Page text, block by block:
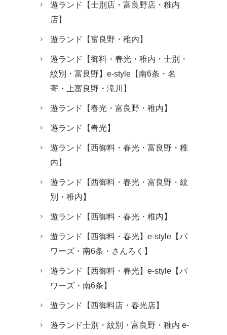
遊ランド【士別店・富良野店・稚内
店】
遊ランド【富良野・稚内】
遊ランド【御料・春光・稚内・士別・
紋別・富良野】e-style【南6条・名
寄・上富良野・滝川】
遊ランド【春光・富良野・稚内】
遊ランド【春光】
遊ランド【西御料・春光・富良野・稚
内】
遊ランド【西御料・春光・富良野・紋
別・稚内】
遊ランド【西御料・春光・稚内】
遊ランド【西御料・春光】e-style【パ
ワーズ・南6条・さんろく】
遊ランド【西御料・春光】e-style【パ
ワーズ・南6条】
遊ランド【西御料店・春光店】
遊ランド士別・紋別・富良野・稚内 e-